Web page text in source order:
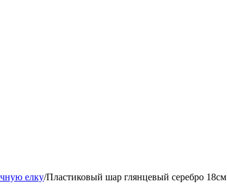
елку/Пластиковый шар глянцевый серебро 18см